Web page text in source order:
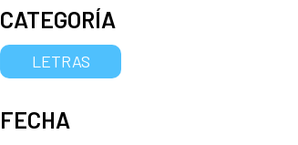
CATEGORÍA
LETRAS
FECHA